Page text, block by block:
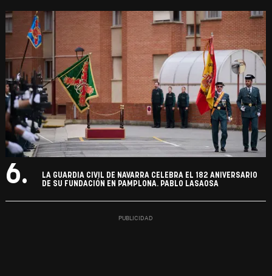
6.
LA GUARDIA CIVIL DE NAVARRA CELEBRA EL 182 ANIVERSARIO
DE SU FUNDACIÓN EN PAMPLONA. PABLO LASAOSA